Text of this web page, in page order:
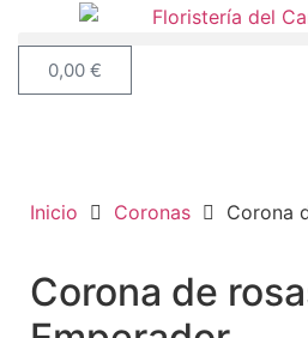
0,00 €
Inicio Coronas Corona
Corona de